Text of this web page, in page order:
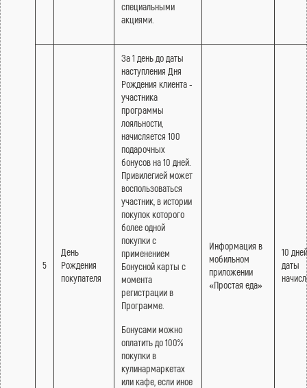
специальными
акциями.
5
День
Рождения
покупателя
За 1 день до даты
наступления Дня
Рождения клиента -
участника
программы
лояльности,
начисляется 100
подарочных
бонусов на 10 дней.
Привилегией может
воспользоваться
участник, в истории
покупок которого
более одной
покупки с
применением
Бонусной карты с
момента
регистрации в
Программе.
Бонусами можно
оплатить до 100%
покупки в
кулинармаркетах
или кафе, если иное
Информация в
мобильном
приложении
«Простая еда»
10
даты